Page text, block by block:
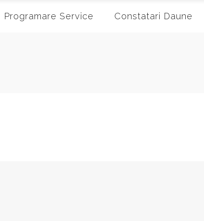
Programare Service Constatari Daune